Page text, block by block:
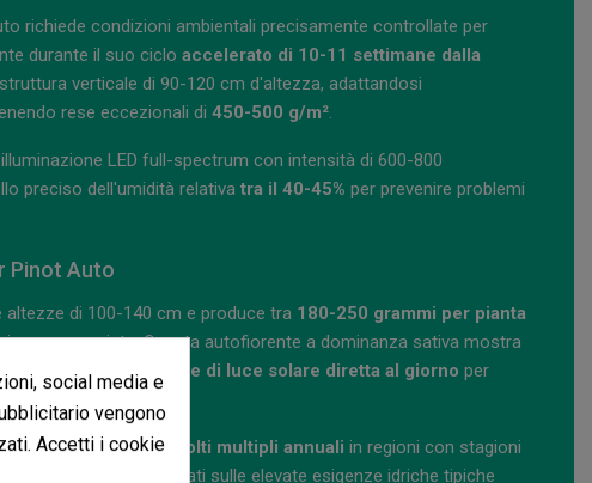
richiede condizioni ambientali precisamente controllate per
durante il suo ciclo accelerato di 10-11 settimane dalla
verticale di 90-120 cm d'altezza, adattandosi
rese eccezionali di 450-500 g/m².
LED full-spectrum con intensità di 600-800
preciso dell'umidità relativa tra il 40-45% per prevenire problemi
Pinot Auto
altezze di 100-140 cm e produce tra 180-250 grammi per pianta
appropriate. Questa autofiorente a dominanza sativa mostra
ma richiede
8-10 ore di luce solare diretta al giorno per
strategica di raccolti multipli annuali in regioni con stagioni
a goccia regolati sulle elevate esigenze idriche tipiche
social media e
vengono
Accetti i cookie